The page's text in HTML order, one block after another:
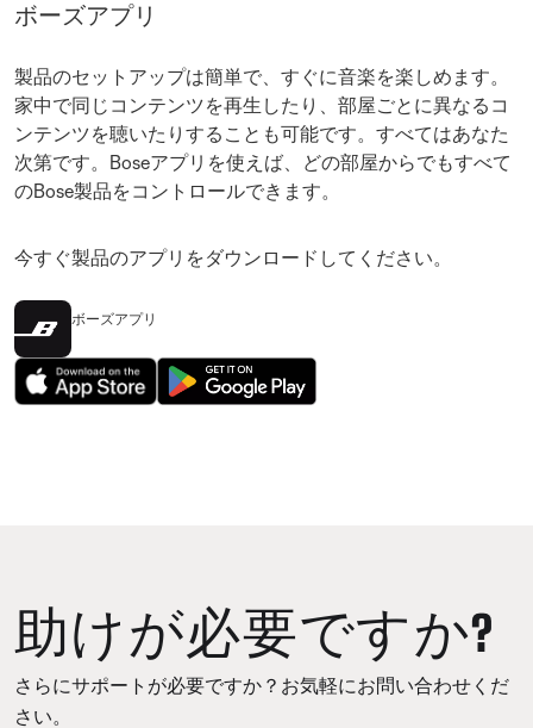
ボーズアプリ
製品のセットアップは簡単で、すぐに音楽を楽しめます。
家中で同じコンテンツを再生したり、部屋ごとに異なるコ
ンテンツを聴いたりすることも可能です。すべてはあなた
次第です。Boseアプリを使えば、どの部屋からでもすべて
のBose製品をコントロールできます。
今すぐ製品のアプリをダウンロードしてください。
ボーズアプリ
助けが必要ですか?
さらにサポートが必要ですか？お気軽にお問い合わせくだ
さい。